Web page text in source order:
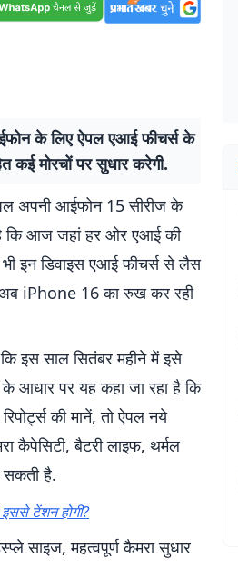
के लिए ऐपल एआई फीचर्स के
कई मोरचों पर सुधार करेगी.
अपनी आईफोन 15 सीरीज के
कि आज जहां हर ओर एआई की
इन डिवाइस एआई फीचर्स से लैस
iPhone 16 का रुख कर रही
इस साल सितंबर महीने में इसे
आधार पर यह कहा जा रहा है कि
की मानें, तो ऐपल नये
कैपेसिटी, बैटरी लाइफ, थर्मल
सकती है.
टेंशन होगी?
साइज, महत्वपूर्ण कैमरा सुधार